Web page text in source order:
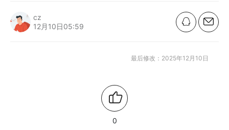
cz
12月10日05:59
最后修改：2025年12月10日
0